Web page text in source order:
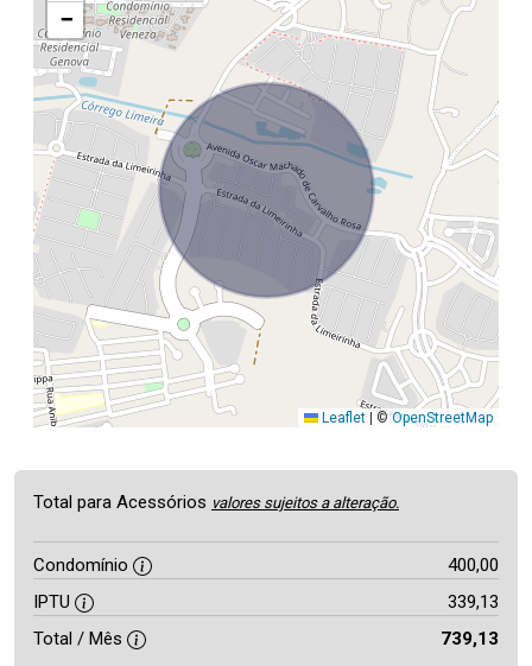
−
Leaflet ©OpenStreetMap
Total para Acessórios valores sujeitos a alteração.
Condomínio
400,00
IPTU
339,13
Total / Mês
739,13